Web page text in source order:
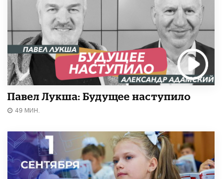
Павел Лукша: Будущее наступило
49 МИН.